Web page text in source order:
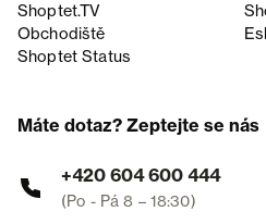
Shoptet.TV
Obchodiště
Shoptet Status
Máte dotaz? Zeptejte se nás
+420 604 600 444
(Po - Pá 8 – 18:30)